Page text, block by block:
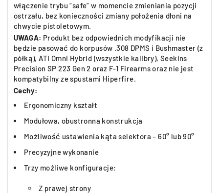
włączenie trybu “safe” w momencie zmieniania pozycji
ostrzału, bez konieczności zmiany położenia dłoni na
chwycie pistoletowym.
UWAGA: Produkt bez odpowiednich modyfikacji nie
będzie pasować do korpusów .308 DPMS i Bushmaster (z
półką), ATI Omni Hybrid (wszystkie kalibry), Seekins
Precision SP 223 Gen 2 oraz F-1 Firearms oraz nie jest
kompatybilny ze spustami Hiperfire.
Cechy:
Ergonomiczny kształt
Modułowa, obustronna konstrukcja
Możliwość ustawienia kąta selektora – 60° lub 90°
Precyzyjne wykonanie
Trzy możliwe konfiguracje:
Z prawej strony